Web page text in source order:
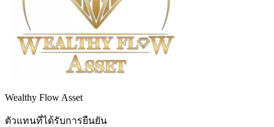
Wealthy Flow Asset
ตัวแทนที่ได้รับการยืนยัน